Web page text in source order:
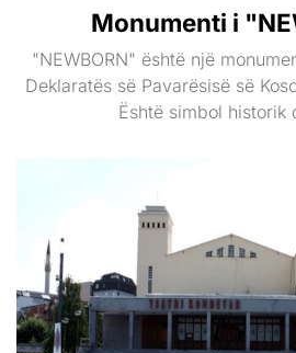
Monumenti i
"NEWBORN" është një
Deklaratës së Pavarësisë së
Është simbol historik